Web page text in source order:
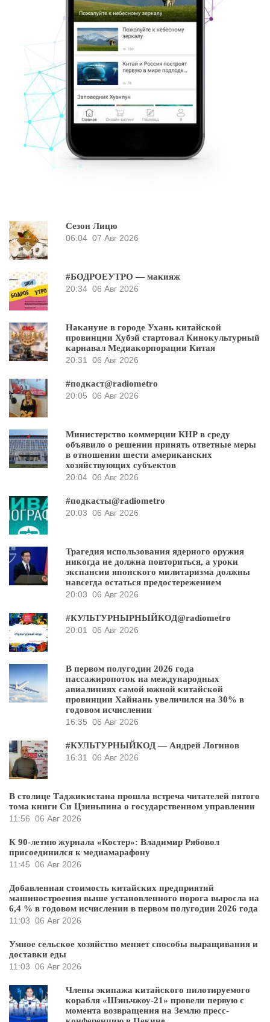
Сезон Лицю
06:04 07 Авг 2026
#БОДРОЕУТРО — макияж
20:34 06 Авг 2026
Накануне в городе Ухань китайской
провинции Хубэй стартовал Кинокультурный
карнавал Медиакорпорации Китая
20:31
06 Авг 2026
#подкаст@radiometro
20:05 06 Авг 2026
Министерство коммерции КНР в среду
объявило о решении принять ответные меры
в отношении шести американских
хозяйствующих субъектов
20:04 06 Авг 2026
#подкасты@radiometro
20:03 06 Авг 2026
Трагедия использования ядерного оружия
никогда не должна повториться, а уроки
экспансии японского милитаризма должны
навсегда остаться предостережением
20:03 06 Авг 2026
#КУЛЬТУРНЫРНЫЙКОД@radiometro
20:01
06 Авг 2026
В первом полугодии 2026 года
пассажиропоток на международных
авиалиниях самой южной китайской
провинции Хайнань увеличился на 30% в
годовом исчислении
16:35 06 Авг 2026
#КУЛЬТУРНЫЙКОД — Андрей Логинов
16:31
06 Авг 2026
В столице Таджикистана прошла встреча читателей пятого
тома книги Си Цзиньпина о государственном управлении
11:56 06 Авг 2026
К 90-летию журнала «Костер»: Владимир Рябовол
присоединился к медиамарафону
11:45 06 Авг 2026
Добавленная стоимость китайских предприятий
машиностроения выше установленного порога выросла на
6,4 % в годовом исчислении в первом полугодии 2026 года
11:03 06 Авг 2026
Умное сельское хозяйство меняет способы выращивания и
доставки еды
11:03 06 Авг 2026
Члены экипажа китайского пилотируемого
корабля «Шэньчжоу-21» провели первую с
момента возвращения на Землю пресс-